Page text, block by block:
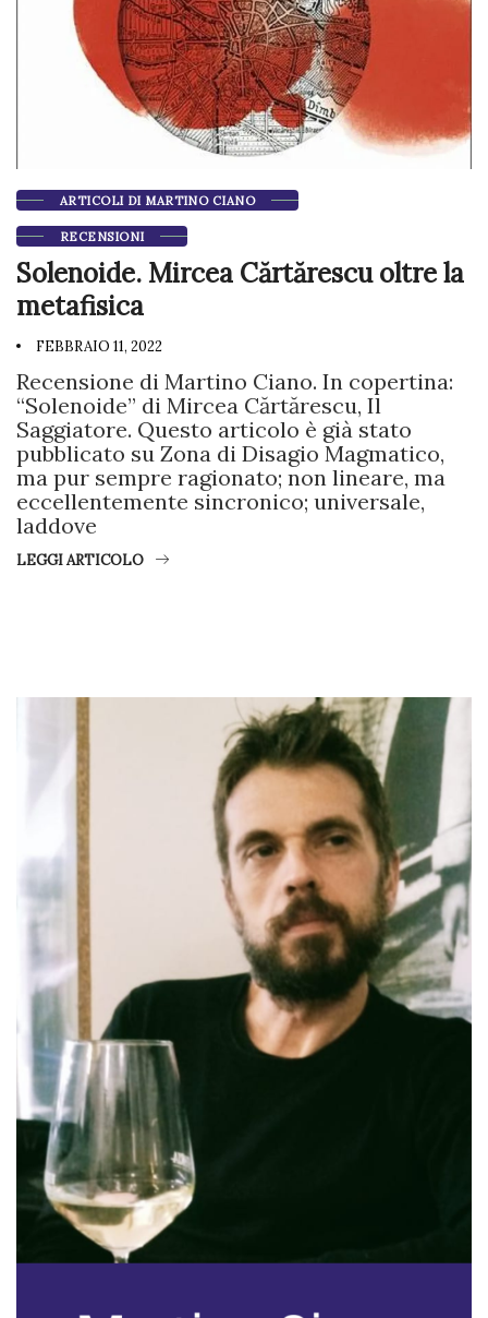
ARTICOLI DI MARTINO CIANO
RECENSIONI
Solenoide. Mircea Cărtărescu oltre la
metafisica
FEBBRAIO 11, 2022
Recensione di Martino Ciano. In copertina:
“Solenoide” di Mircea Cărtărescu, Il
Saggiatore. Questo articolo è già stato
pubblicato su Zona di Disagio Magmatico,
ma pur sempre ragionato; non lineare, ma
eccellentemente sincronico; universale,
laddove
LEGGI ARTICOLO